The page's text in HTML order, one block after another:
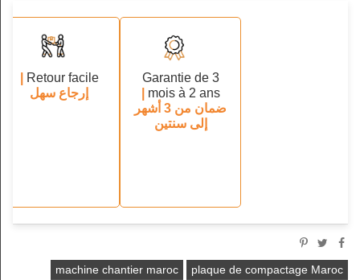
Garantie de 3
mois à 2 ans
ضمان من 3 أشهر
إلى سنتين
Retour facile
إرجاع سهل
plaque de compactage Maroc
machine chantier maroc